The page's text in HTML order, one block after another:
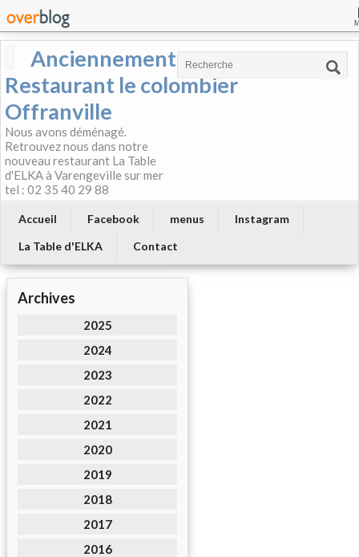
Anciennement
Restaurant le colombier
Offranville
Nous avons déménagé.
Retrouvez nous dans notre
nouveau restaurant La Table
d'ELKA à Varengeville sur mer
tel : 02 35 40 29 88
Accueil Facebook menus
Instagram
La Table d'ELKA
Contact
Archives
2025
2024
2023
2022
2021
2020
2019
2018
2017
2016